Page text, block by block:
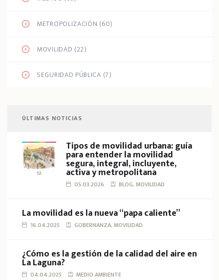
METROPOLIZACIÓN (60)
MOVILIDAD (22)
SEGURIDAD PÚBLICA (7)
ÚLTIMAS NOTICIAS
Tipos de movilidad urbana: guía
para entender la movilidad
segura, integral, incluyente,
activa y metropolitana
05.03.2026 BLOG, MOVILIDAD
La movilidad es la nueva “papa caliente”
16.04.2025 GOBERNANZA, MOVILIDAD
¿Cómo es la gestión de la calidad del aire en
La Laguna?
04.04.2025 MEDIO AMBIENTE